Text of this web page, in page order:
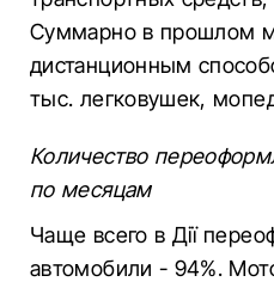
Суммарно в прошлом
дистанционным
тыс. легковушек,
Количество
по месяцам
Чаще всего в Дії
автомобили - 94%.